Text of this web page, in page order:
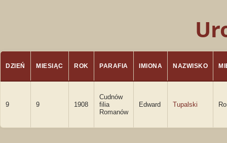
DZIEŃ MIESIĄC ROK PARAFIA IMIONA NAZWISKO
9 9 1908
Cudnów
filia
Romanów
Edward Tupalski